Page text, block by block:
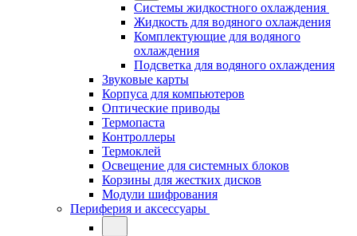
Системы жидкостного охлаждения
Жидкость для водяного охлаждения
Комплектующие для водяного
охлаждения
Подсветка для водяного охлаждения
Звуковые карты
Корпуса для компьютеров
Оптические приводы
Термопаста
Контроллеры
Термоклей
Освещение для системных блоков
Корзины для жестких дисков
Модули шифрования
Периферия и аксессуары